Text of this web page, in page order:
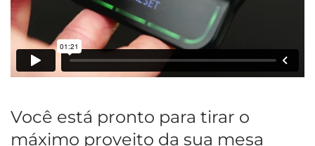
Você está pronto para tirar o
máximo proveito da sua mesa